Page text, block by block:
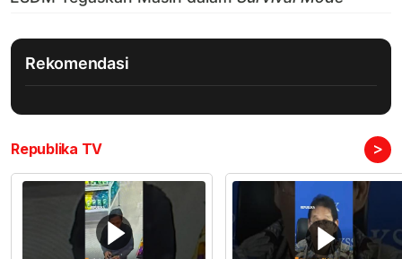
Rekomendasi
Republika TV >